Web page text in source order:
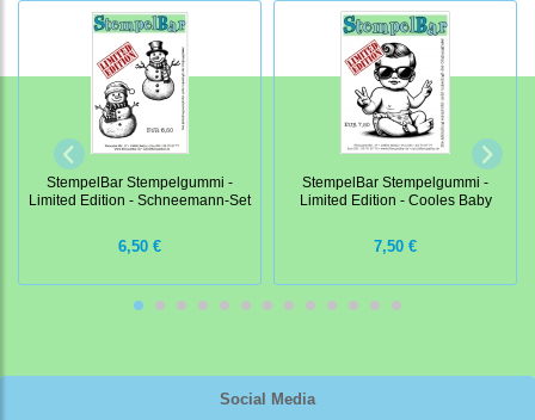
Social Media
StempelBar Stempelgummi -
Limited Edition - Schneemann-Set
6,50 €
StempelBar Stempelgummi -
Limited Edition - Cooles Baby
7,50 €